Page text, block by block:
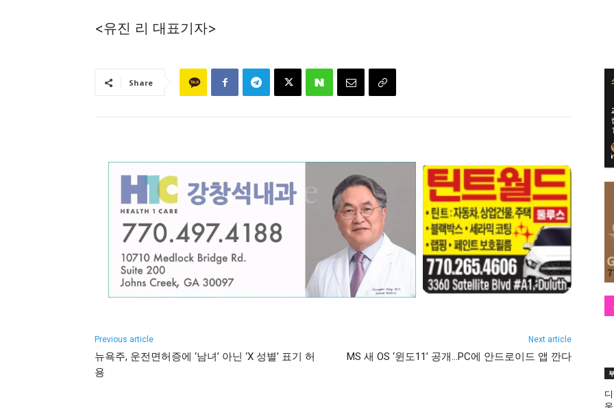
<유진 리 대표기자>
Share
Previous article
뉴욕주, 운전면허증에 ‘남녀’ 아닌 ‘X 성별’ 표기 허
용
Next article
MS 새 OS ‘윈도11’ 공개…PC에 안드로이드 앱 깐다